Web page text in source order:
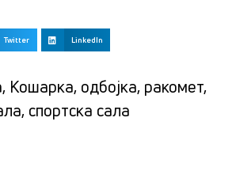
Twitter LinkedIn
, Кошарка, одбојка, ракомет,
, спортска сала